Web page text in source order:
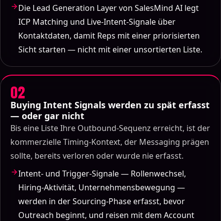
Die Lead Generation Layer von SalesMind AI legt
ICP Matching und Live-Intent-Signale über
Kontaktdaten, damit Reps mit einer priorisierten
Sicht starten — nicht mit einer unsortierten Liste.
02
Buying Intent Signals werden zu spät erfasst
— oder gar nicht
Bis eine Liste Ihre Outbound-Sequenz erreicht, ist der
kommerzielle Timing-Kontext, der Messaging prägen
sollte, bereits verloren oder wurde nie erfasst.
Intent- und Trigger-Signale — Rollenwechsel,
Hiring-Aktivität, Unternehmensbewegung —
werden in der Sourcing-Phase erfasst, bevor
Outreach beginnt, und reisen mit dem Account